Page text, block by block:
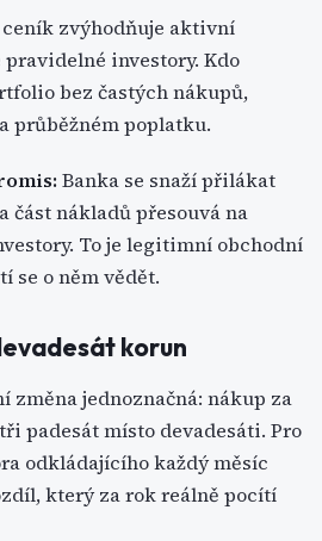
ceník zvýhodňuje aktivní
investory. Kdo
bez častých nákupů,
průběžném poplatku.
Banka se snaží přilákat
část nákladů přesouvá na
To je legitimní obchodní
se o něm vědět.
korun
změna jednoznačná: nákup za
padesát místo devadesáti. Pro
odkládajícího každý měsíc
který za rok reálně pocítí